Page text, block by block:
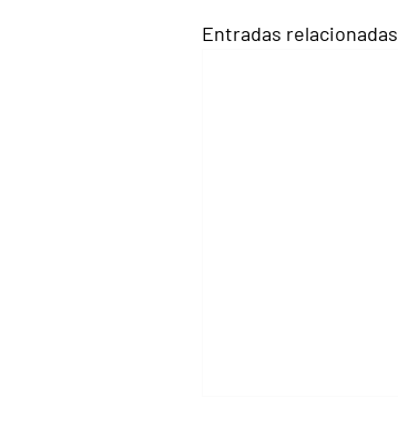
Entradas relacionadas